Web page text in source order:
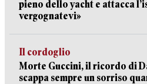
pieno dello yacht e attacca
vergognatevi»
Il cordoglio
Morte Guccini, il ricordo di
scappa sempre un sorriso